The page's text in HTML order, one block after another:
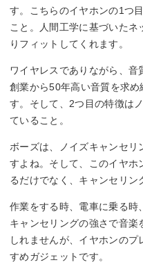
す。こちらのイヤホンの1つ
こと。人間工学に基づいた
りフィットしてくれます。
ワイヤレスでありながら、音
創業から50年高い音質を求
す。そして、2つ目の特徴は
ていること。
ボーズは、ノイズキャンセ
すよね。そして、このイヤホ
るだけでなく、キャンセリン
作業をする時、電車に乗る時
キャンセリングの強さで音楽
しれませんが、イヤホンの
すめガジェットです。